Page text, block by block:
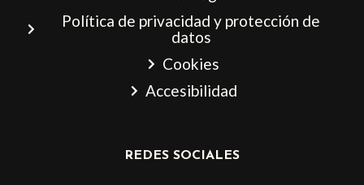
Política de privacidad y protección de
datos
Cookies
Accesibilidad
REDES SOCIALES